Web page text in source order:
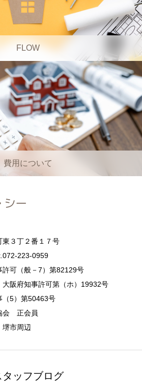
FLOW
費用について
東３丁２番１７号
223-0959
可（般－7）第82129号
阪府知事許可第（ホ）19932号
（5）第50463号
会 正会員
市周辺
タッフブログ